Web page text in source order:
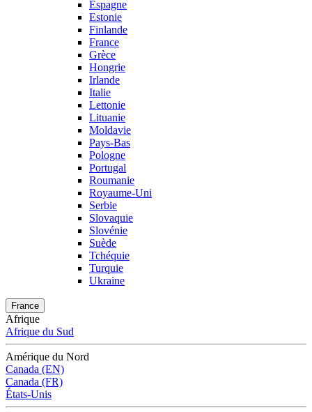
Espagne
Estonie
Finlande
France
Grèce
Hongrie
Irlande
Italie
Lettonie
Lituanie
Moldavie
Pays-Bas
Pologne
Portugal
Roumanie
Royaume-Uni
Serbie
Slovaquie
Slovénie
Suède
Tchéquie
Turquie
Ukraine
France
Afrique
Afrique du Sud
Amérique du Nord
Canada (EN)
Canada (FR)
États-Unis